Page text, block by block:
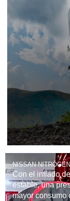
NISSAN
Con el inflado
estable, una
mayor consumo